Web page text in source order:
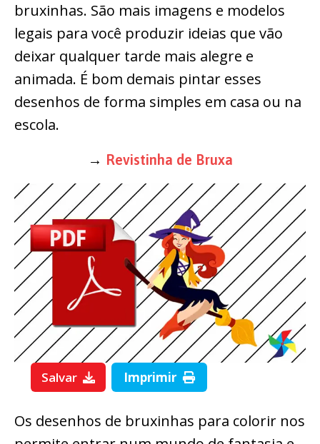
bruxinhas. São mais imagens e modelos
legais para você produzir ideias que vão
deixar qualquer tarde mais alegre e
animada. É bom demais pintar esses
desenhos de forma simples em casa ou na
escola.
→ Revistinha de Bruxa
Salvar Imprimir
Os desenhos de bruxinhas para colorir nos